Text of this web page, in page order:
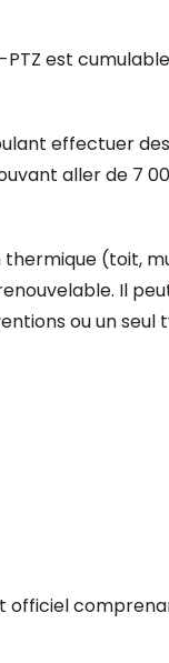
PTZ est
effectuer
aller de 7
thermique (toit,
Il
ou un seul
officiel